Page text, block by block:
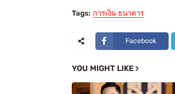
Tags: การเงิน ธนาคาร
Facebook
YOU MIGHT LIKE